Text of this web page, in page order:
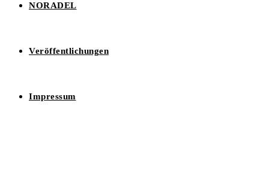
NORADEL
Veröffentlichungen
Impressum